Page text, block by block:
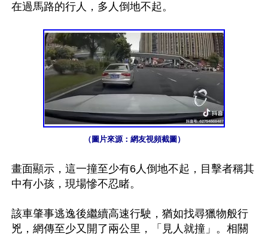
在過馬路的行人，多人倒地不起。
（圖片來源：網友視頻截圖）
畫面顯示，這一撞至少有6人倒地不起，目擊者稱其
中有小孩，現場慘不忍睹。
該車肇事逃逸後繼續高速行駛，猶如找尋獵物般行
兇，網傳至少又開了兩公里，「見人就撞」。相關